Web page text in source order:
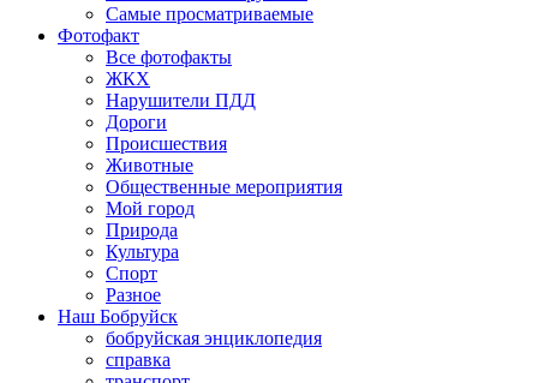
Самые просматриваемые
Фотофакт
Все фотофакты
ЖКХ
Нарушители ПДД
Дороги
Происшествия
Животные
Общественные мероприятия
Мой город
Природа
Культура
Спорт
Разное
Наш Бобруйск
бобруйская энциклопедия
справка